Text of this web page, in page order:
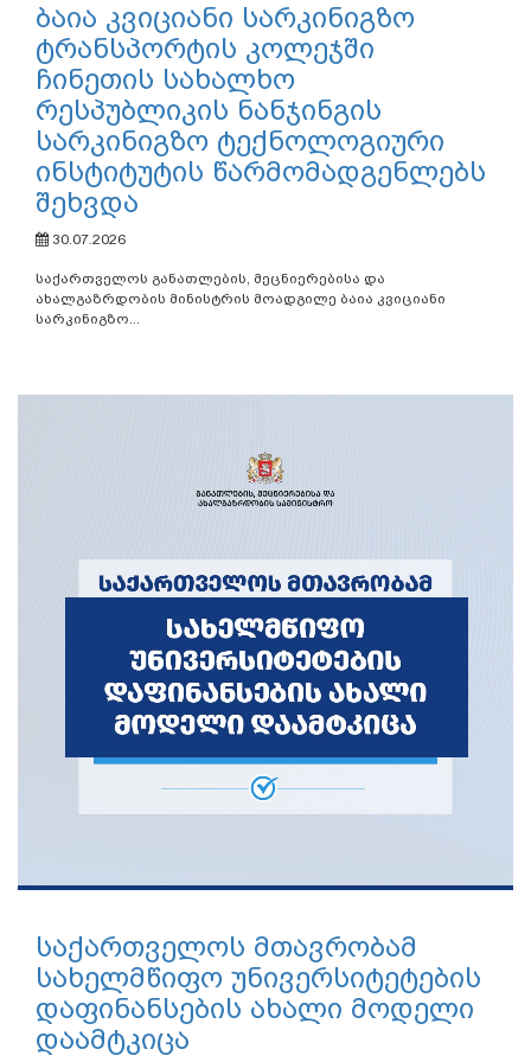
ბაია კვიციანი სარკინიგზო
ტრანსპორტის კოლეჯში
ჩინეთის სახალხო
რესპუბლიკის ნანჯინგის
სარკინიგზო ტექნოლოგიური
ინსტიტუტის წარმომადგენლებს
შეხვდა
30.07.2026
საქართველოს განათლების, მეცნიერებისა და
ახალგაზრდობის მინისტრის მოადგილე ბაია კვიციანი
სარკინიგზო...
საქართველოს მთავრობამ
სახელმწიფო უნივერსიტეტების
დაფინანსების ახალი მოდელი
დაამტკიცა